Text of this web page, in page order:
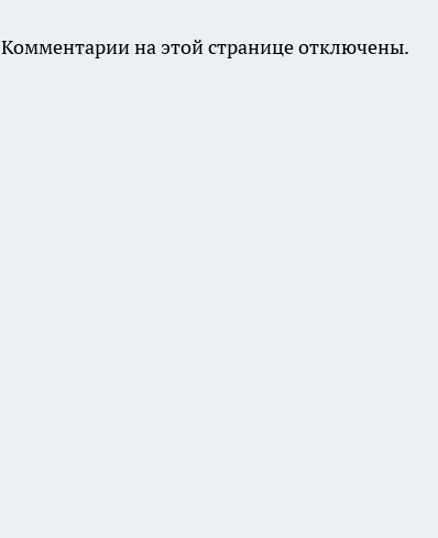
Комментарии на этой странице отключены.